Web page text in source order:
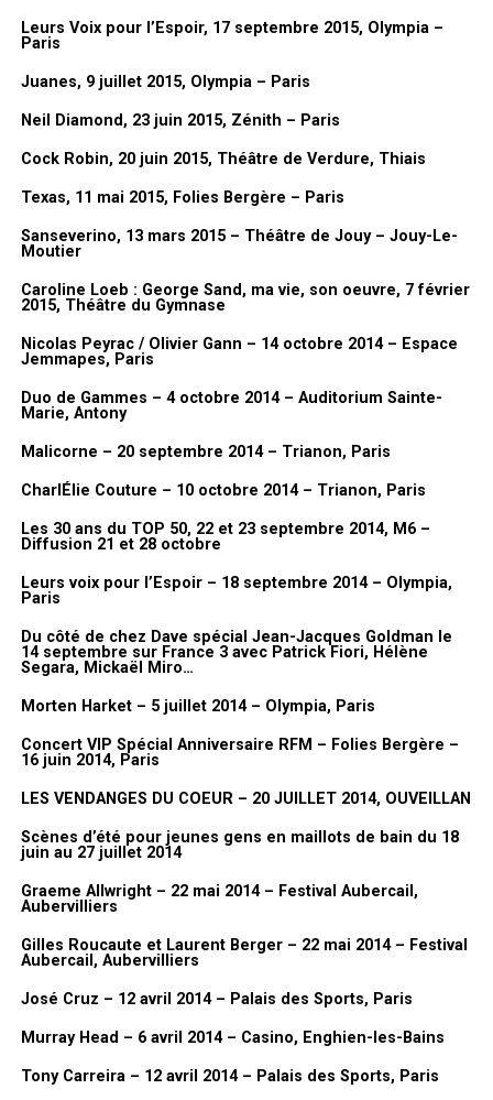
après il y a eu les albums, les
quand Cabua suggéré que je le
remplace à TF1.
Et après il y a eu les bandes dessinées. Il y a eu lesDorothée Jeux
lesDorothée Magazines, les BD, et puis le clip de
. Justement, je demandais à Jean-Luc parce que je ne m’en
rappelais pas. Je l’ai vu il n’y a pas longtemps et je lui ai demandé :
que je fasse le clip de Dorothée puisque j’en avais jamais fait ?» En
fait, avec elle, il m’a dit : «
couloir et tu m’as donné ton idée. J’ai trouvé ça bien« . Voilà, c’est le
hasard et c’est comme ça que ça s’est fait.
Et par contre, j’avais juste fait une suggestion : je voulais le
tourner en 35mm à l’époque et donc il était d’accord. On l’a fait
en 35 mm…
Merci à Lionel Gédébé, Dorothée, Vincent, Benjamin
Itw & Vidéo FanMusik
Nous vous invitons à découvrir à présent des photos prises lors du
vernissage de l’exposition.
Galerie photos
Leurs Voix pour l’Espoir, 17 septembre 2015, Olympia –
Paris
Juanes, 9 juillet 2015, Olympia – Paris
Neil Diamond, 23 juin 2015, Zénith – Paris
Cock Robin, 20 juin 2015, Théâtre de Verdure, Thiais
Texas, 11 mai 2015, Folies Bergère – Paris
Sanseverino, 13 mars 2015 – Théâtre de Jouy – Jouy-Le-
Moutier
Caroline Loeb : George Sand, ma vie, son oeuvre, 7 février
2015, Théâtre du Gymnase
Nicolas Peyrac / Olivier Gann – 14 octobre 2014 – Espace
Jemmapes, Paris
Duo de Gammes – 4 octobre 2014 – Auditorium Sainte-
Marie, Antony
Malicorne – 20 septembre 2014 – Trianon, Paris
CharlÉlie Couture – 10 octobre 2014 – Trianon, Paris
Les 30 ans du TOP 50, 22 et 23 septembre 2014, M6 –
Diffusion 21 et 28 octobre
Leurs voix pour l’Espoir – 18 septembre 2014 – Olympia,
Paris
Du côté de chez Dave spécial Jean-Jacques Goldman le
14 septembre sur France 3 avec Patrick Fiori, Hélène
Segara, Mickaël Miro…
Morten Harket – 5 juillet 2014 – Olympia, Paris
Concert VIP Spécial Anniversaire RFM – Folies Bergère –
16 juin 2014, Paris
LES VENDANGES DU COEUR – 20 JUILLET 2014, OUVEILLAN
Scènes d’été pour jeunes gens en maillots de bain du 18
juin au 27 juillet 2014
Graeme Allwright – 22 mai 2014 – Festival Aubercail,
Aubervilliers
Gilles Roucaute et Laurent Berger – 22 mai 2014 – Festival
Aubercail, Aubervilliers
José Cruz – 12 avril 2014 – Palais des Sports, Paris
Murray Head – 6 avril 2014 – Casino, Enghien-les-Bains
Tony Carreira – 12 avril 2014 – Palais des Sports, Paris